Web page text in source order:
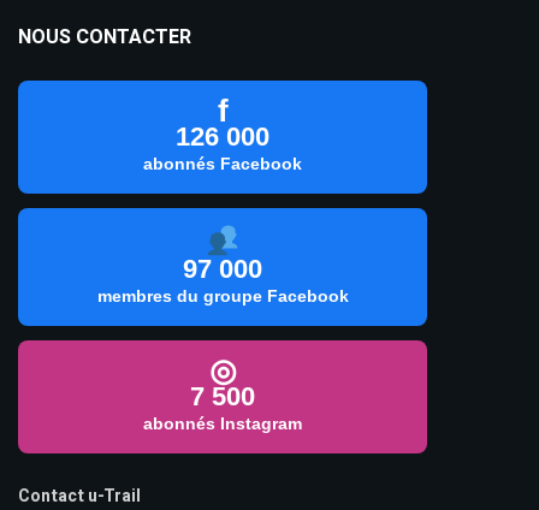
NOUS CONTACTER
f
126 000
abonnés Facebook
97 000
membres du groupe Facebook
◎
7 500
abonnés Instagram
Contact u-Trail